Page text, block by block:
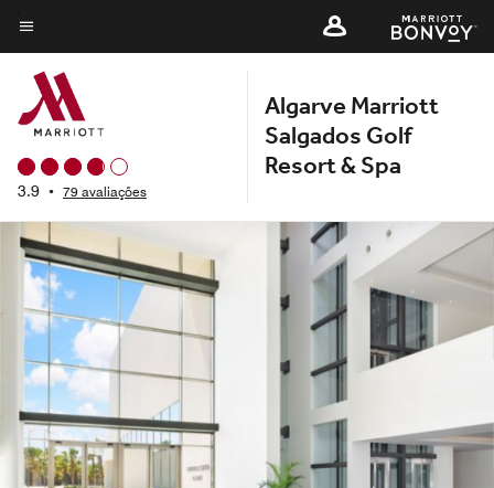
Skip
to
main
content
Texto do menu
3.9 • 79 avaliações
Algarve Marriott
Salgados Golf
Resort & Spa